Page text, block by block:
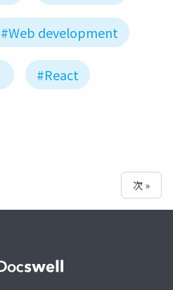
#Web development
#React
次 »